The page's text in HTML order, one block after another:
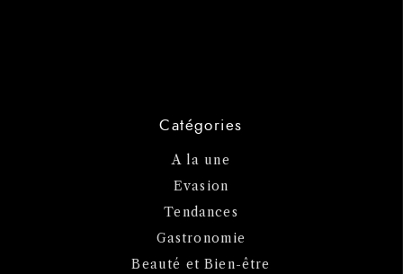
Catégories
A la une
Evasion
Tendances
Gastronomie
Beauté et Bien-être